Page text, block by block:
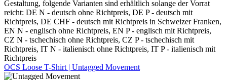
Gestaltung, folgende Varianten sind erhältlich solange der Vorrat
reicht: DE N - deutsch ohne Richtpreis, DE P - deutsch mit
Richtpreis, DE CHF - deutsch mit Richtpreis in Schweizer Franken,
EN N - englisch ohne Richtpreis, EN P - englisch mit Richtpreis,
CZ N - tschechisch ohne Richtpreis, CZ P - tschechisch mit
Richtpreis, IT N - italienisch ohne Richtpreis, IT P - italienisch mit
Richtpreis
OCS Loose T-Shirt | Untagged Movement